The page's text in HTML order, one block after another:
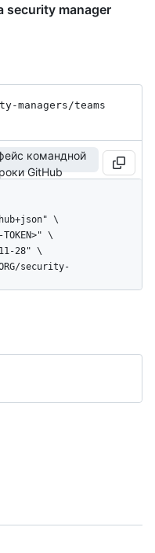
security manager
managers /teams
командной
GitHub